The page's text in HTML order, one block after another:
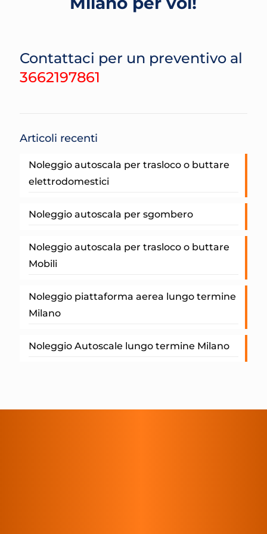
Contattaci per un preventivo al
3662197861
Articoli recenti
Noleggio autoscala per trasloco o buttare
elettrodomestici
Noleggio autoscala per sgombero
Noleggio autoscala per trasloco o buttare
Mobili
Noleggio piattaforma aerea lungo termine
Milano
Noleggio Autoscale lungo termine Milano